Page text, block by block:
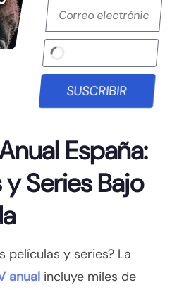
SUSCRIBIR
España:
y Series Bajo
películas y series? La
anual incluye miles de